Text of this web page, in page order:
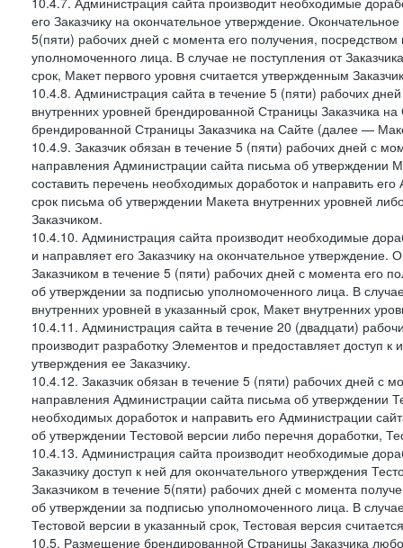
его Заказчику на окончательное утверждение.
5(пяти) рабочих дней с момента его получения,
уполномоченного лица. В случае не поступления от
срок, Макет первого уровня считается утвержденным
10.4.8. Администрация сайта в течение 5 (пяти) рабочих
внутренних уровней брендированной Страницы Заказчика
брендированной Страницы Заказчика на Сайте (далее —
10.4.9. Заказчик обязан в течение 5 (пяти) рабочих дней с
направления Администрации сайта письма об утверждении
составить перечень необходимых доработок и направить
срок письма об утверждении Макета внутренних уровней
Заказчиком.
10.4.10. Администрация сайта производит необходимые
и направляет его Заказчику на окончательное
Заказчиком в течение 5 (пяти) рабочих дней с момента его
об утверждении за подписью уполномоченного лица. В
внутренних уровней в указанный срок, Макет внутренних
10.4.11. Администрация сайта в течение 20 (двадцати)
производит разработку Элементов и предоставляет доступ
утверждения ее Заказчику.
10.4.12. Заказчик обязан в течение 5 (пяти) рабочих дней с
направления Администрации сайта письма об утверждении
необходимых доработок и направить его Администрации
об утверждении Тестовой версии либо перечня доработки,
10.4.13. Администрация сайта производит необходимые
Заказчику доступ к ней для окончательного утверждения
Заказчиком в течение 5(пяти) рабочих дней с момента
об утверждении за подписью уполномоченного лица. В
Тестовой версии в указанный срок, Тестовая версия
10.5. Размещение брендированной Страницы Заказчика